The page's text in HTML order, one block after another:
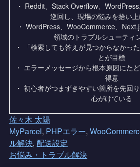
・ Reddit、Stack Overflow、
巡回し、現場の悩みを拾い
・ WordPress、WooCommerce、
領域のトラブルシューティ
・ 「検索しても答えが見つからなかっ
とが目標
・ エラーメッセージから根本原因にた
得意
・ 初心者がつまずきやすい箇所を先回
心がけている
佐々木 太陽
MyParcel, PHPエラー,
ル解決, 配送設定
お悩み・トラブル解決